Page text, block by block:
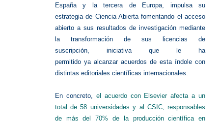
España y la tercera de Europa, impulsa su
estrategia de Ciencia Abierta fomentando el acceso
abierto a sus resultados de investigación mediante
la transformación de sus licencias de
suscripción, iniciativa que le ha
permitido ya alcanzar acuerdos de esta índole con
distintas editoriales científicas internacionales.
En concreto, el acuerdo con Elsevier afecta a un
total de 58 universidades y al CSIC, responsables
de más del 70% de la producción científica en